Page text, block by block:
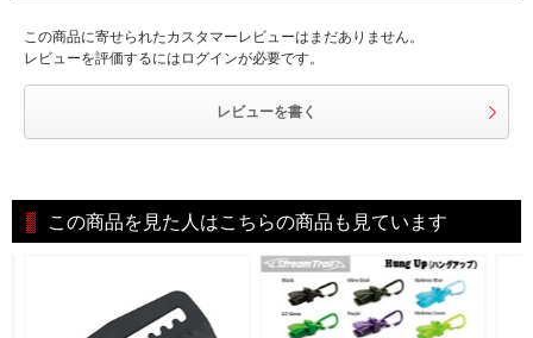
この商品に寄せられたカスタマーレビューはまだありません。
レビューを評価するにはログインが必要です。
レビューを書く
この商品を見た人はこちらの商品も見ています